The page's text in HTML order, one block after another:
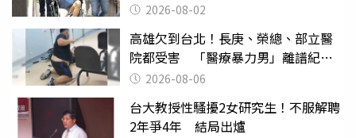
2026-08-02
高雄欠到台北！長庚、榮總、部立醫
院都受害 「醫療暴力男」離譜紀錄
曝光2026-08-06
台大教授性騷擾2女研究生！不服解聘
2年爭4年 結局出爐